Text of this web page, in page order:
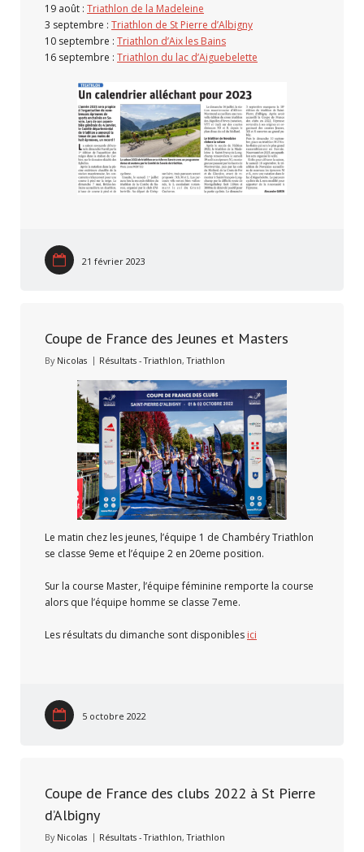
19 août : Triathlon de la Madeleine
3 septembre : Triathlon de St Pierre d’Albigny
10 septembre : Triathlon d’Aix les Bains
16 septembre : Triathlon du lac d’Aiguebelette
21 février 2023
Coupe de France des Jeunes et Masters
By Nicolas Résultats - Triathlon,Triathlon
Le matin chez les jeunes, l’équipe 1 de Chambéry Triathlon
se classe 9eme et l’équipe 2 en 20eme position.
Sur la course Master, l’équipe féminine remporte la course
alors que l’équipe homme se classe 7eme.
Les résultats du dimanche sont disponibles ici
5 octobre 2022
Coupe de France des clubs 2022 à St Pierre
d’Albigny
By Nicolas Résultats - Triathlon,Triathlon